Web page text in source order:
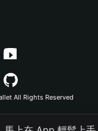
All Rights Reserved